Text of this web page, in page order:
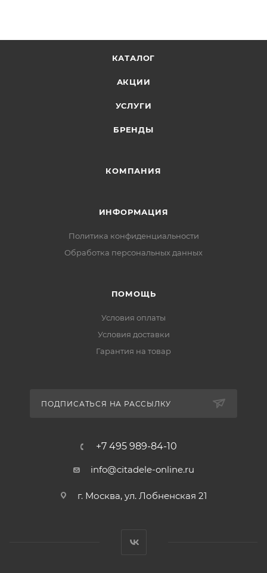
КАТАЛОГ
АКЦИИ
УСЛУГИ
БРЕНДЫ
КОМПАНИЯ
ИНФОРМАЦИЯ
Политика конфиденциальности
Обработка персональных данных
ПОМОЩЬ
Условия оплаты
Условия доставки
Гарантия на товар
ПОДПИСАТЬСЯ НА РАССЫЛКУ
+7 495 989-84-10
info@citadele-online.ru
г. Москва, ул. Лобненская 21